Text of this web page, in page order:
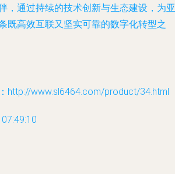
，通过持续的技术创新与生态建设，为亚
既高效互联又坚实可靠的数字化转型之
http://www.sl6464.com/product/34.html